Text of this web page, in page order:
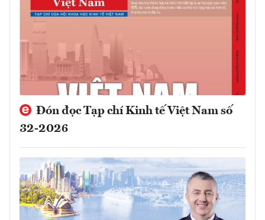
Đón đọc Tạp chí Kinh tế Việt Nam số
32-2026